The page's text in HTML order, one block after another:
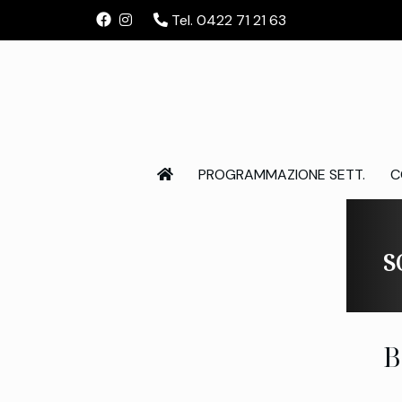
Tel. 0422 71 21 63
PROGRAMMAZIONE SETT.